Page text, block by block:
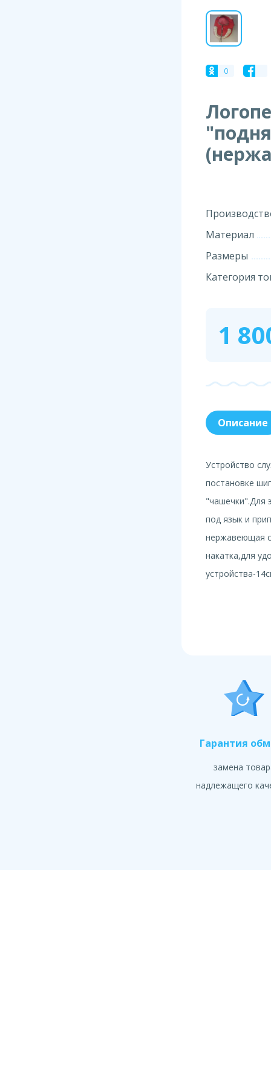
0
Материал
Размеры
Категория
1
Описание
Устройство
постановке
"чашечки".Для
под язык и
нержавеющая
накатка,для
устройства-
Гарантия
замена
надлежащего